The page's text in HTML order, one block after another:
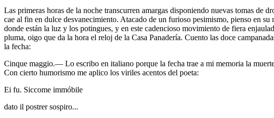
Reset to Defaults
Las primeras horas de la noche transcurren amargas disponiendo nuevas tomas de
cae al fin en dulce desvanecimiento. Atacado de un furioso pesimismo, pienso en
donde están la luz y los potingues, y en este cadencioso movimiento de fiera
pluma, oigo que da la hora el reloj de la Casa Panadería. Cuento las doce
la fecha:
Cinque maggio.— Lo escribo en italiano porque la fecha trae a mi memoria la
Con cierto humorismo me aplico los viriles acentos del poeta:
Ei fu. Siccome immóbile
dato il postrer sospiro...